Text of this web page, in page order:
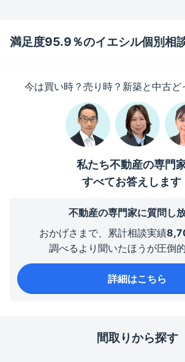
満足度95.9％のイエシル個別相
今は買い時？売り時？新築と中古ど
私たち不動産の専門
すべてお答えします
不動産の専門家に質問し
おかげさまで、累計相談実績
調べるより聞いたほうが圧倒
詳細はこちら
間取りから探す